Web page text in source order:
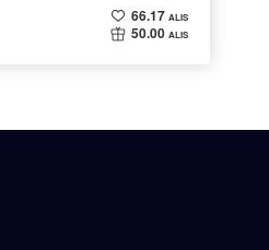
66.17 ALIS
50.00 ALIS